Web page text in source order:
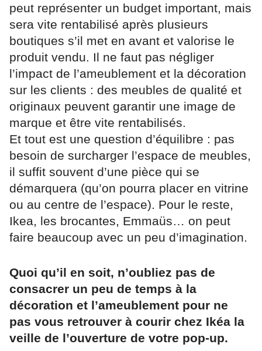
peut représenter un budget important, mais
sera vite rentabilisé après plusieurs
boutiques s’il met en avant et valorise le
produit vendu. Il ne faut pas négliger
l’impact de l’ameublement et la décoration
sur les clients : des meubles de qualité et
originaux peuvent garantir une image de
marque et être vite rentabilisés.
Et tout est une question d’équilibre : pas
besoin de surcharger l’espace de meubles,
il suffit souvent d’une pièce qui se
démarquera (qu’on pourra placer en vitrine
ou au centre de l’espace). Pour le reste,
Ikea, les brocantes, Emmaüs… on peut
faire beaucoup avec un peu d’imagination.
Quoi qu’il en soit, n’oubliez pas de
consacrer un peu de temps à la
décoration et l’ameublement pour ne
pas vous retrouver à courir chez Ikéa la
veille de l’ouverture de votre pop-up.